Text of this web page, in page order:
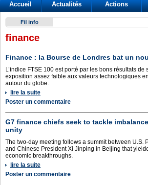
Accueil Actualités Actions
Fil info Exodus: West Bank hardships
finance
Finance : la Bourse de Londres bat un
L’indice FTSE 100 est porté par les bons résultats de
exposition assez faible aux valeurs technologiques
autour du globe.
lire la suite
Poster un commentaire
G7 finance chiefs seek to tackle
unity
The two-day meeting follows a summit between U.S.
and Chinese President Xi Jinping in Beijing that
economic breakthroughs.
lire la suite
Poster un commentaire